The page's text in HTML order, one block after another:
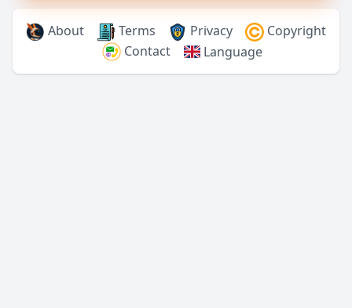
About Terms Privacy
Copyright
Contact
Language